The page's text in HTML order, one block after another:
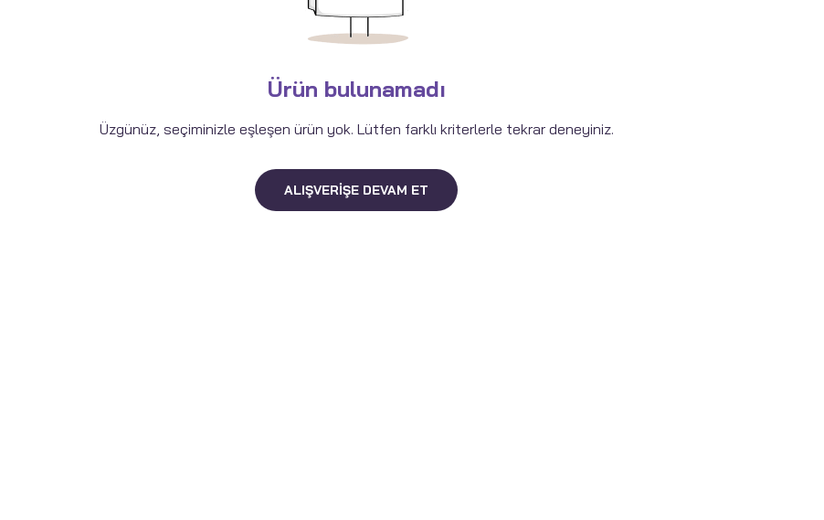
Ürün bulunamadı
Üzgünüz, seçiminizle eşleşen ürün yok. Lütfen farklı kriterlerle tekrar deneyiniz.
ALIŞVERIŞE DEVAM ET